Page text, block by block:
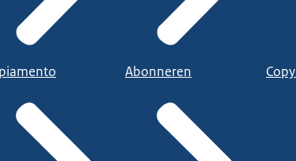
Abonneren